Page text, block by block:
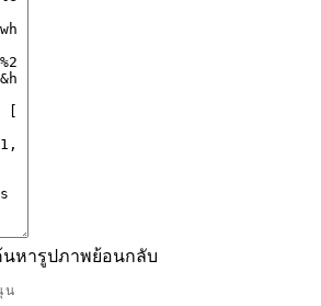
#gateauherisson #herisson #herisson ...
cake artist to open own café this ...
หารูปภาพย้อนกลับ
น